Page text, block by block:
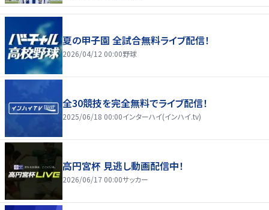
夏の甲子園 全試合無料ライブ配信！
2026/04/12 00:00野球
全30競技を完全無料でライブ配信！
2025/06/18 00:00インターハイ(インハイ.tv)
高円宮杯 見逃し動画配信中！
2026/06/17 00:00サッカー